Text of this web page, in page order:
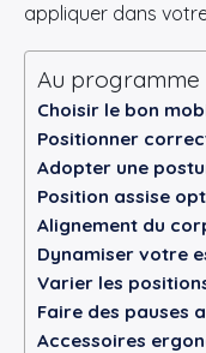
appliquer dans
Au programme
Choisir le bon
Positionner
Adopter une
Position assise
Alignement du
Dynamiser votre
Varier les
Faire des pauses
Accessoires